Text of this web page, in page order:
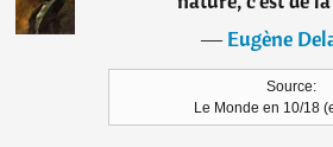
―Eugène
Source:
Le Monde en 10/18